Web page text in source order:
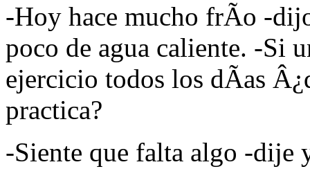
-Hoy hace mucho frÃ­o -
poco de agua caliente. -Si
ejercicio todos los dÃ­as
practica?
-Siente que falta algo -dije